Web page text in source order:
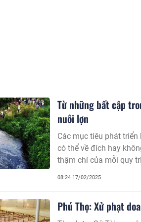
Từ những bất cập
nuôi lợn
Các mục tiêu phát
có thể về đích hay
thậm chí của mỗi quy
với đời sống kinh tế xã
08:24 17/02/2025
Phú Thọ: Xử phạt